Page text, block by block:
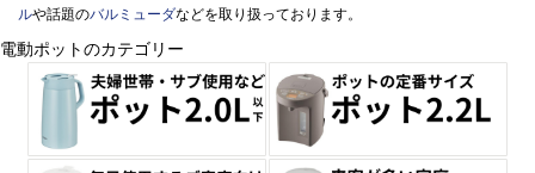
ルや話題のバルミューダなどを取り扱っております。
電動ポットのカテゴリー